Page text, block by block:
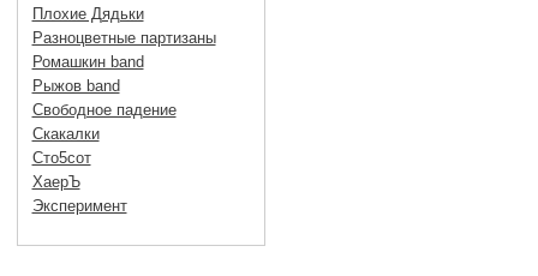
Плохие Дядьки
Разноцветные партизаны
Ромашкин band
Рыжов band
Свободное падение
Скакалки
Сто5сот
ХаерЪ
Эксперимент